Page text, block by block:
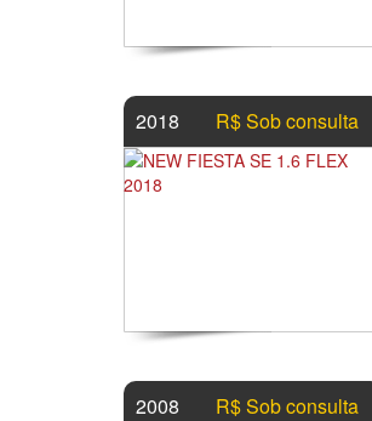
2018 R$ Sob consulta
2008 R$ Sob consulta